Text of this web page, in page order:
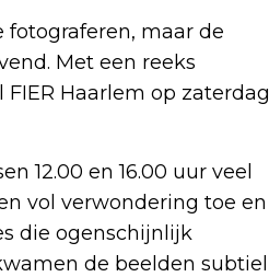
fotograferen, maar de
Met een reeks
Haarlem op zaterdag
12.00 en 16.00 uur veel
vol verwondering toe en
die ogenschijnlijk
de beelden subtiel